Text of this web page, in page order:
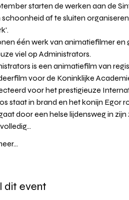
starten de werken aan de
schoonheid af te sluiten
één werk van animatiefilmer
viel op Administrators.
is een animatiefilm van
voor de Koninklijke
voor het prestigieuze
staat in brand en het konijn Egor
door een helse lijdensweg in
dit event